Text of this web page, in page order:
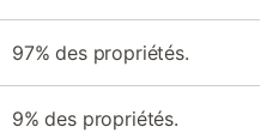
97% des propriétés.
9% des propriétés.